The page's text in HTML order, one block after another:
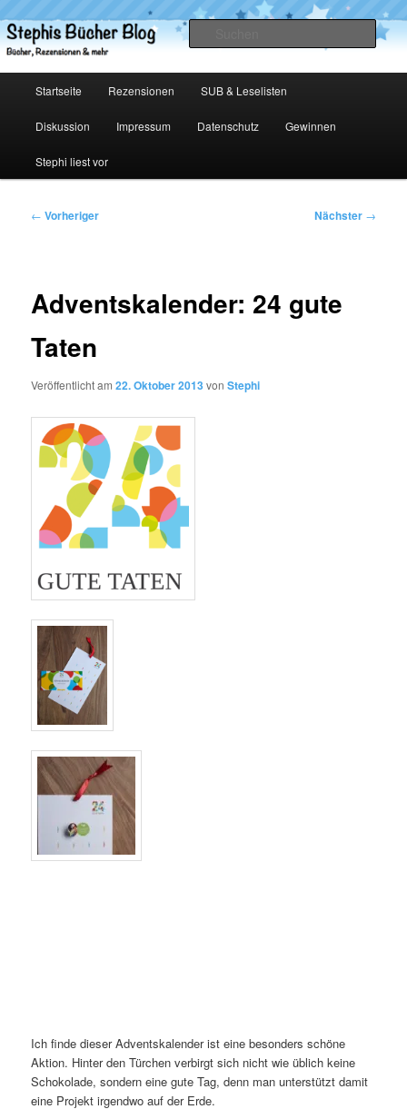
primären
Inhalt
Stephis Bücher Blog
Startseite Rezensionen SUB & Leselisten
Diskussion Impressum Datenschutz Gewinnen
Stephi liest vor
Beitragsnavigation
← Vorheriger Nächster →
Adventskalender: 24 gute
Taten
Veröffentlicht am22. Oktober 2013 vonStephi
Ich finde dieser Adventskalender ist eine besonders schöne
Aktion. Hinter den Türchen verbirgt sich nicht wie üblich keine
Schokolade, sondern eine gute Tag, denn man unterstützt damit
eine Projekt irgendwo auf der Erde.